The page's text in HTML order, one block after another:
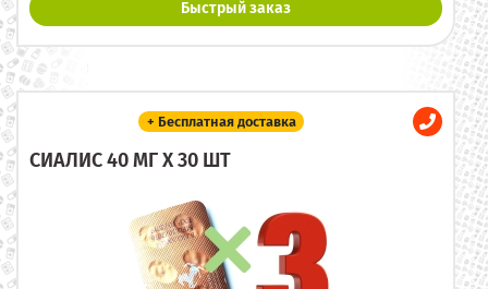
Быстрый заказ
+ Бесплатная доставка
СИАЛИС 40 МГ X 30 ШТ